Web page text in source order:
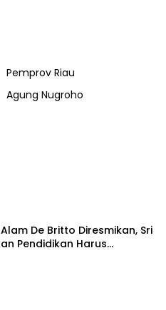
Pemprov Riau
Agung Nugroho
De Britto Diresmikan, Sri
Pendidikan Harus